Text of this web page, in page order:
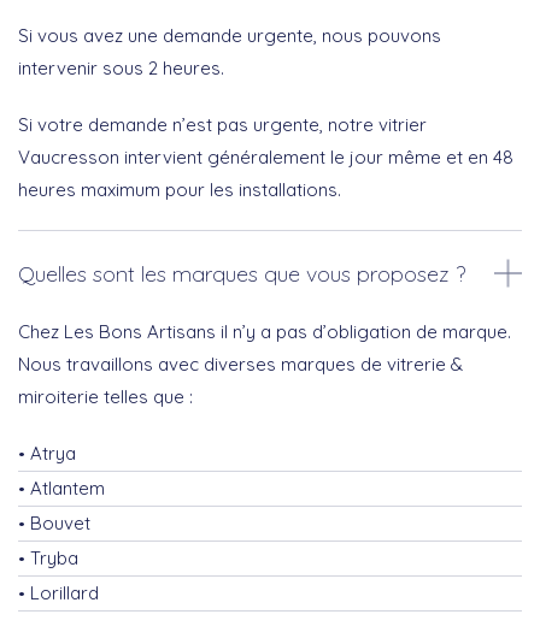
Si vous avez une demande urgente, nous pouvons
intervenir sous 2 heures.
Si votre demande n’est pas urgente, notre vitrier
Vaucresson intervient généralement le jour même et en 48
heures maximum pour les installations.
Quelles sont les marques que vous proposez ?
Chez Les Bons Artisans il n’y a pas d’obligation de marque.
Nous travaillons avec diverses marques de vitrerie &
miroiterie telles que :
Atrya
Atlantem
Bouvet
Tryba
Lorillard